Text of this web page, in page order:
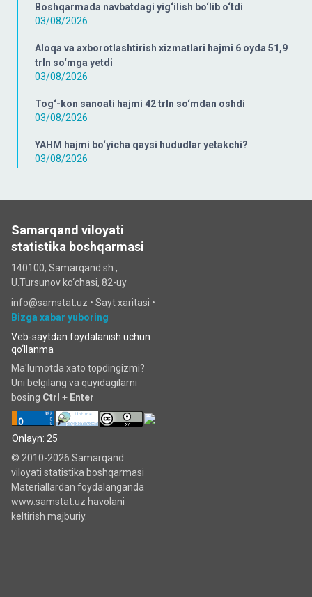
Boshqarmada navbatdagi yig‘ilish bo‘lib o‘tdi
03/08/2026
Aloqa va axborotlashtirish xizmatlari hajmi 6 oyda 51,9
trln so‘mga yetdi
03/08/2026
Tog‘-kon sanoati hajmi 42 trln so‘mdan oshdi
03/08/2026
YAHM hajmi bo‘yicha qaysi hududlar yetakchi?
03/08/2026
Samarqand viloyati
statistika boshqarmasi
140100, Samarqand sh.,
U.Tursunov ko‘chаsi, 82-uy
info@samstat.uz • Sayt xaritasi •
Bizga xabar yuboring
Veb-saytdan foydalanish uchun
qo‘llanma
Ma'lumotda xato topdingizmi?
Uni belgilang va quyidagilarni
bosing Ctrl + Enter
Onlayn: 25
© 2010-2026 Samarqand
viloyati statistika boshqarmasi
Materiallardan foydalanganda
www.samstat.uz havolani
keltirish majburiy.